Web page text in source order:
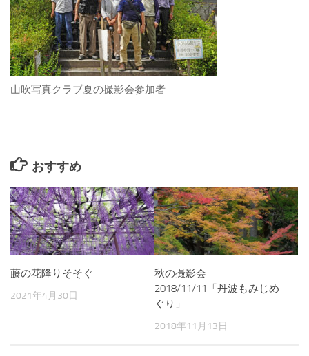
山吹写真クラブ夏の撮影会参加者
おすすめ
藤の花降りそそぐ
2021年4月30日
秋の撮影会
2018/11/11「丹波もみじめ
ぐり」
2018年11月13日